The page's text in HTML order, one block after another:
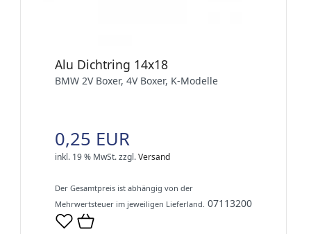
Alu Dichtring 14x18
BMW 2V Boxer, 4V Boxer, K-Modelle
0,25 EUR
inkl. 19 % MwSt.zzgl.Versand
Der Gesamtpreis ist abhängig von der
Mehrwertsteuer im jeweiligen Lieferland. 07113200